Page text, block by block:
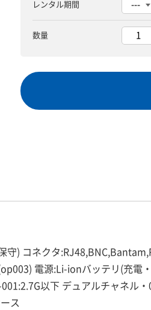
レンタル期間
数量
) コネクタ
電源:Li-ionバッテリ(充電
以下 デュアルチャネル
ス